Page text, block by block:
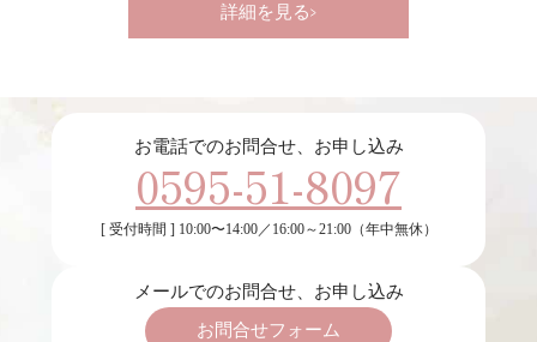
詳細を見る
お電話でのお問合せ、お申し込み
0595-51-8097
[ 受付時間 ] 10:00〜14:00／16:00～21:00（年中無休）
メールでのお問合せ、お申し込み
お問合せフォーム